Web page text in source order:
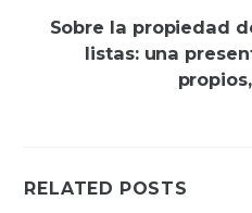
Sobre la propiedad
listas: una
RELATED POSTS